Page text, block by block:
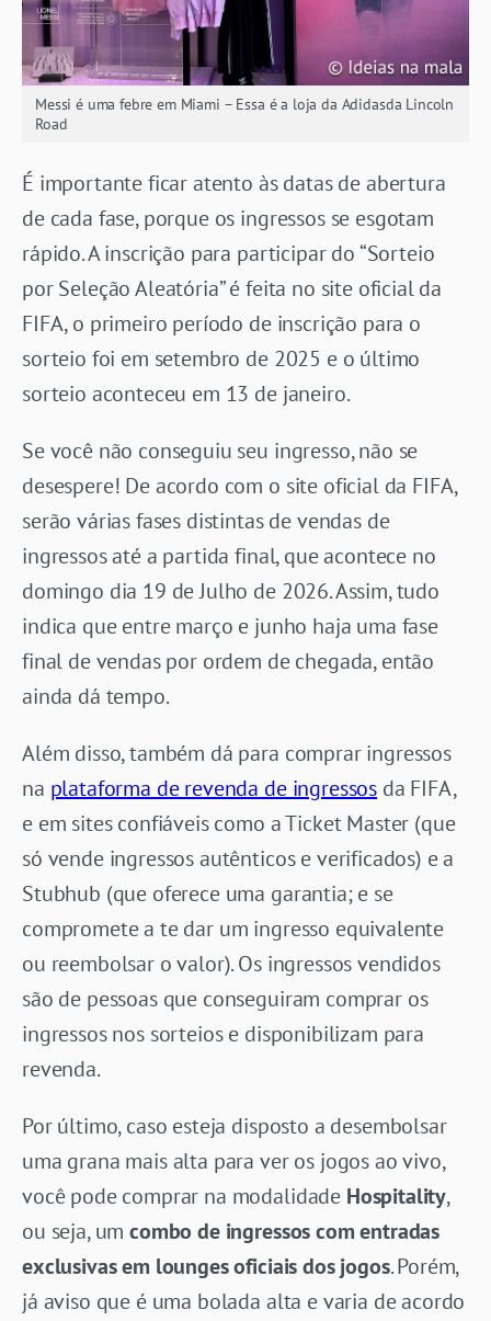
Messi é uma febre em Miami – Essa é a loja da Adidasda Lincoln
Road
É importante ficar atento às datas de abertura
de cada fase, porque os ingressos se esgotam
rápido. A inscrição para participar do “Sorteio
por Seleção Aleatória” é feita no site oficial da
FIFA, o primeiro período de inscrição para o
sorteio foi em setembro de 2025 e o último
sorteio aconteceu em 13 de janeiro.
Se você não conseguiu seu ingresso, não se
desespere! De acordo com o site oficial da FIFA,
serão várias fases distintas de vendas de
ingressos até a partida final, que acontece no
domingo dia 19 de Julho de 2026. Assim, tudo
indica que entre março e junho haja uma fase
final de vendas por ordem de chegada, então
ainda dá tempo.
Além disso, também dá para comprar ingressos
na plataforma de revenda de ingressos da FIFA,
e em sites confiáveis como a Ticket Master (que
só vende ingressos autênticos e verificados) e a
Stubhub (que oferece uma garantia; e se
compromete a te dar um ingresso equivalente
ou reembolsar o valor). Os ingressos vendidos
são de pessoas que conseguiram comprar os
ingressos nos sorteios e disponibilizam para
revenda.
Por último, caso esteja disposto a desembolsar
uma grana mais alta para ver os jogos ao vivo,
você pode comprar na modalidade Hospitality,
ou seja, umcombo de ingressos com entradas
exclusivas em lounges oficiais dos jogos. Porém,
já aviso que é uma bolada alta e varia de acordo